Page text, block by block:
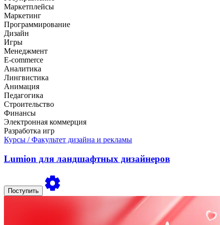
Маркетплейсы
Маркетинг
Программирование
Дизайн
Игры
Менеджмент
E-commerce
Аналитика
Лингвистика
Анимация
Педагогика
Строительство
Финансы
Электронная коммерция
Разработка игр
Курсы / Факультет дизайна и рекламы
Lumion для ландшафтных дизайнеров
Поступить